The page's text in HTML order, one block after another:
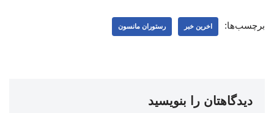
برچسب‌ها: اخرین خبر رستوران مانسون
دیدگاهتان را بنویسید